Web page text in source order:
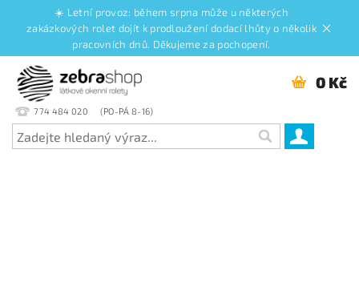
☀️ Letní provoz: během srpna může u některých
zakázkových rolet dojít k prodloužení dodací lhůty o několik
pracovních dnů. Děkujeme za pochopení.
774 484 020
0 Kč